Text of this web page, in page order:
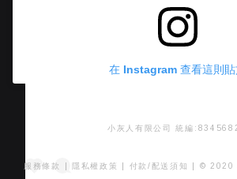
在 Instagram 查看這則貼
小灰人有限公司 統編
服務條款 隱私權政策 付款/配送須知 | © 2020